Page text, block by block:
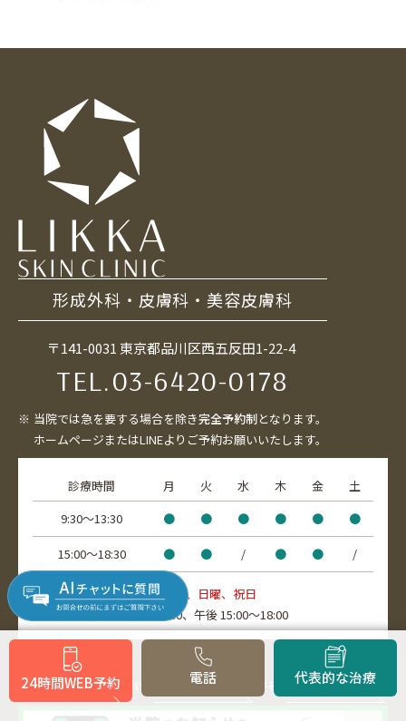
24時間WEB予約 電話 代表的な治療
形成外科・皮膚科・美容皮膚科
〒141-0031 東京都品川区西五反田1-22-4
TEL.03-6420-0178
当院では急を要する場合を除き完全予約制となります。
ホームページまたはLINEよりご予約お願いいたします。
診療時間 月 火 水 木 金
土
9:30〜13:30
● ● ● ● ● ●
15:00〜18:30 ● ● / ● ● /
休診日：水曜午後、土曜午後、日曜、祝日
受付時間：午前 9:30～13:00、 午後 15:00～18:00
↓ バナーをタップして詳細を確認